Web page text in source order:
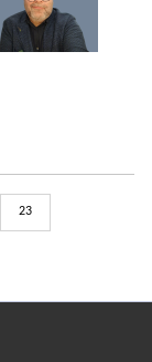
23